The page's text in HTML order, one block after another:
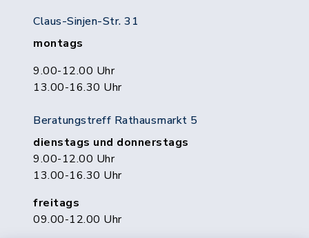
Claus-Sinjen-Str. 31
montags
9.00-12.00 Uhr
13.00-16.30 Uhr
Beratungstreff Rathausmarkt 5
dienstags und donnerstags
9.00-12.00 Uhr
13.00-16.30 Uhr
freitags
09.00-12.00 Uhr